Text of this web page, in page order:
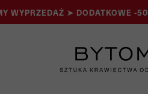
WYPRZEDAŻ ➤ DODATKOWE -